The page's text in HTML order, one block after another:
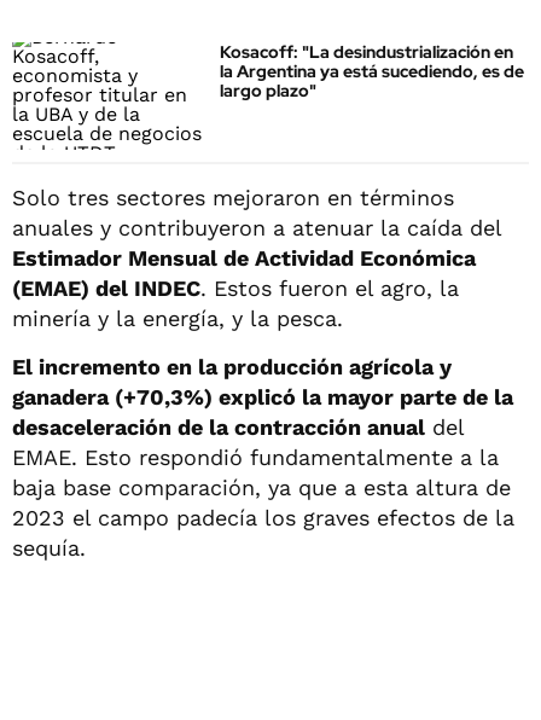
Kosacoff: "La desindustrialización en
la Argentina ya está sucediendo, es de
largo plazo"
Solo tres sectores mejoraron en términos
anuales y contribuyeron a atenuar la caída del
Estimador Mensual de Actividad Económica
(EMAE) del INDEC. Estos fueron el agro, la
minería y la energía, y la pesca.
El incremento en la producción agrícola y
ganadera (+70,3%) explicó la mayor parte de la
desaceleración de la contracción anual del
EMAE. Esto respondió fundamentalmente a la
baja base comparación, ya que a esta altura de
2023 el campo padecía los graves efectos de la
sequía.